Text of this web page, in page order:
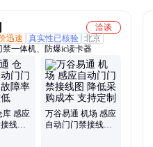
洽谈
迅速 真实性已核验 北京
一体机、防爆ic读卡器
库 感应
线图
万谷易通 机场 感应
自动门门禁接线图